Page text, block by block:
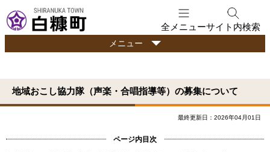
文
へ
ュ
へ
全メニューサイト内検索
行
政
報
メニュー
地域おこし協力隊（声楽・合唱指導等）の募集について
最終更新日：2026年04月01日
ページ内目次